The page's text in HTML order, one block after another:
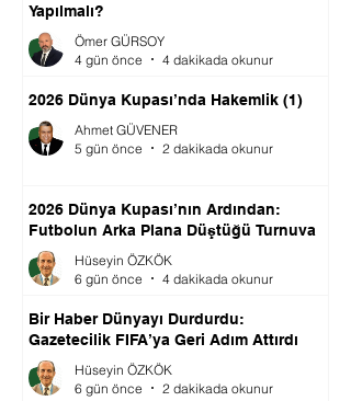
Yapılmalı?
Ömer GÜRSOY
4 gün önce
4 dakikada okunur
2026 Dünya Kupası’nda Hakemlik (1)
Ahmet GÜVENER
5 gün önce
2 dakikada okunur
2026 Dünya Kupası’nın Ardından:
Futbolun Arka Plana Düştüğü Turnuva
Hüseyin ÖZKÖK
6 gün önce
4 dakikada okunur
Bir Haber Dünyayı Durdurdu:
Gazetecilik FIFA’ya Geri Adım Attırdı
Hüseyin ÖZKÖK
6 gün önce
2 dakikada okunur